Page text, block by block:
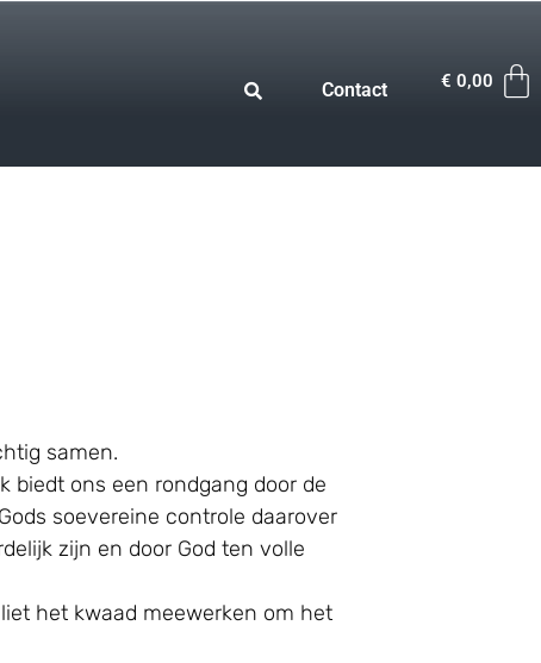
Contact € 0,00
samen.
biedt ons een rondgang door de
soevereine controle daarover
zijn en door God ten volle
het kwaad meewerken om het